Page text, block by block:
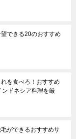
できる20のおすすめ
を食べろ！おすすめ
ンドネシア料理を厳
毛ができるおすすめサ